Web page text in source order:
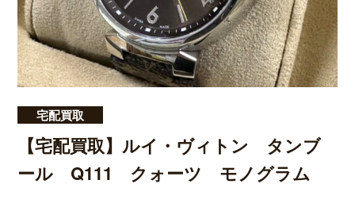
宅配買取
【宅配買取】ルイ・ヴィトン タンブ
ール Q111 クォーツ モノグラム